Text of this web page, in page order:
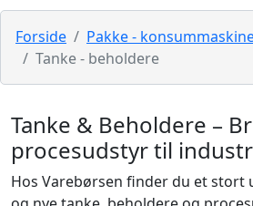
Forside
Pakke -
Tanke - beholdere
Tanke & Beholdere –
procesudstyr til
Hos Varebørsen finder du et stort